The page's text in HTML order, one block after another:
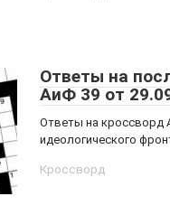
Ответы на
АиФ 39 от
Ответы на кроссворд
идеологического
Кроссворд